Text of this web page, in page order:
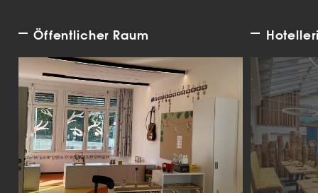
Öffentlicher Raum